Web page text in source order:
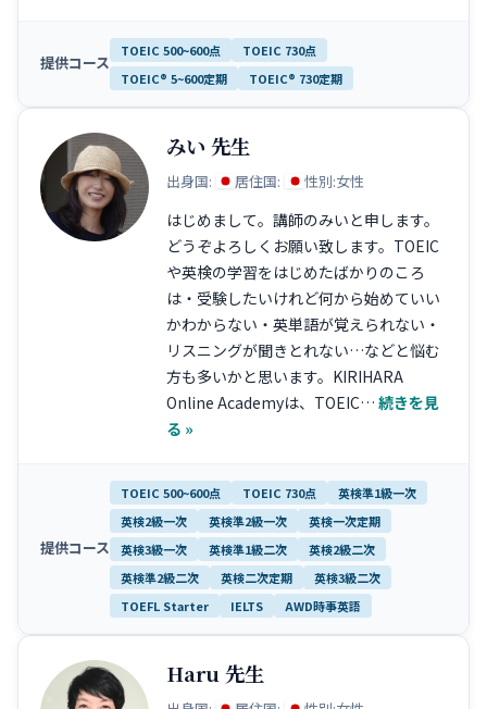
提供コース
みい 先生
出身国: 居住国: 性別:女性
はじめまして。講師のみいと申します。
どうぞよろしくお願い致します。TOEIC
や英検の学習をはじめたばかりのころ
は・受験したいけれど何から始めていい
かわからない・英単語が覚えられない・
リスニングが聞きとれない…などと悩む
方も多いかと思います。KIRIHARA
Online Academyは、TOEIC… 続きを見
る »
提供コース
Haru 先生